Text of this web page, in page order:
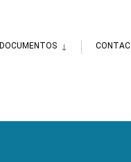
DOCUMENTOS